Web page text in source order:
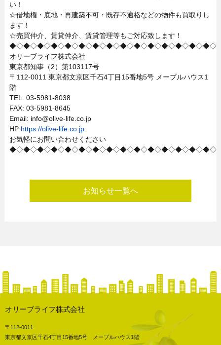
い！
☆借地権・底地・再建築不可・既存不適格などの物件も買取りし
ます！
☆売買仲介、賃貸仲介、賃貸管理等もご対応致します！
◆◇◆◇◆◇◆◇◆◇◆◇◆◇◆◇◆◇◆◇◆◇◆◇◆◇◆◇◆◇
オリーブライフ株式会社
東京都知事（2）第103117号
〒112-0011 東京都文京区千石4丁目15番地5号 メープルハウス1
階
TEL: 03-5981-8038
FAX: 03-5981-8645
Email: info@olive-life.co.jp
HP:https://olive-life.co.jp
お気軽にお問い合わせください
◆◇◆◇◆◇◆◇◆◇◆◇◆◇◆◇◆◇◆◇◆◇◆◇◆◇◆◇◆◇
お知らせ一覧へ
オリーブライフ株式会社
〒112-0011
東京都文京区千石4丁目15番地5号 メープルハウス1階